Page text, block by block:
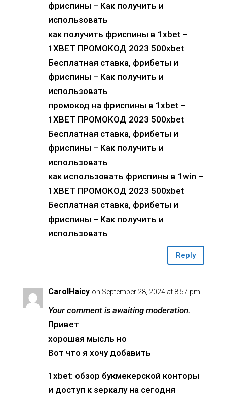
фриспины – Как получить и
использовать
как получить фриспины в 1xbet –
1XBET ПРОМОКОД 2023 500xbet
Бесплатная ставка, фрибеты и
фриспины – Как получить и
использовать
промокод на фриспины в 1xbet –
1XBET ПРОМОКОД 2023 500xbet
Бесплатная ставка, фрибеты и
фриспины – Как получить и
использовать
как использовать фриспины в 1win –
1XBET ПРОМОКОД 2023 500xbet
Бесплатная ставка, фрибеты и
фриспины – Как получить и
использовать
Reply
CarolHaicy on September 28, 2024 at 8:57 pm
Your comment is awaiting moderation.
Привет
хорошая мысль но
Вот что я хочу добавить
1xbet: обзор букмекерской конторы
и доступ к зеркалу на сегодня